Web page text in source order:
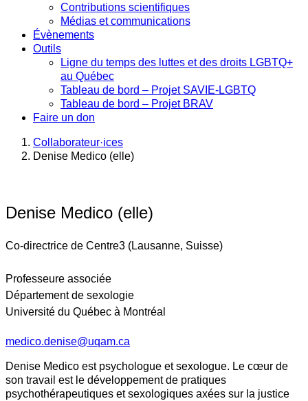
Contributions scientifiques
Médias et communications
Évènements
Outils
Ligne du temps des luttes et des droits LGBTQ+
au Québec
Tableau de bord – Projet SAVIE-LGBTQ
Tableau de bord – Projet BRAV
Faire un don
Collaborateur·ices
Denise Medico (elle)
Denise Medico (elle)
Co-directrice de Centre3 (Lausanne, Suisse)
Professeure associée
Département de sexologie
Université du Québec à Montréal
medico.denise@uqam.ca
Denise Medico est psychologue et sexologue. Le cœur de
son travail est le développement de pratiques
psychothérapeutiques et sexologiques axées sur la justice